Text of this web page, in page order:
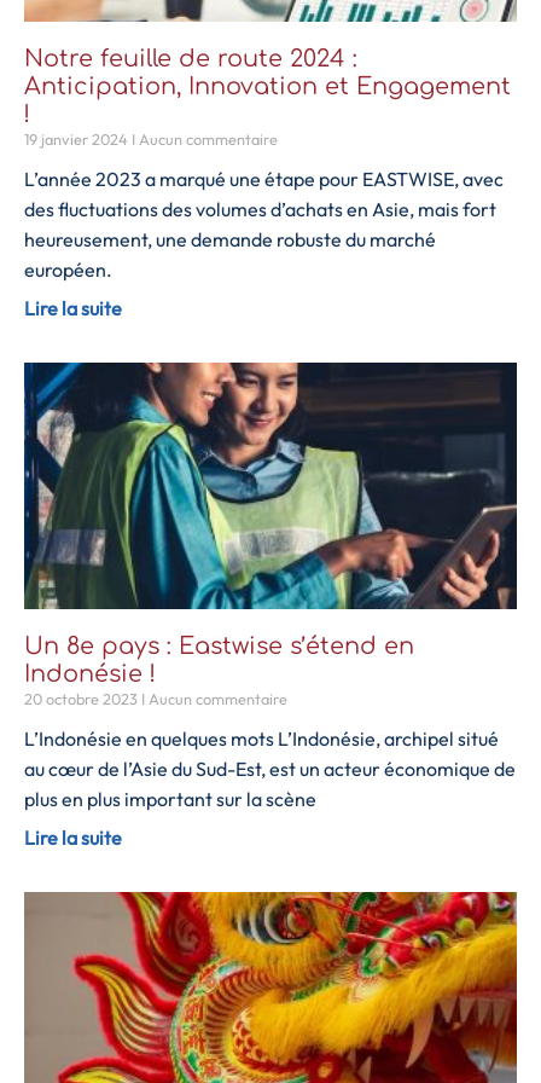
Notre feuille de route 2024 :
Anticipation, Innovation et Engagement
!
19 janvier 2024 Aucun commentaire
L’année 2023 a marqué une étape pour EASTWISE, avec
des fluctuations des volumes d’achats en Asie, mais fort
heureusement, une demande robuste du marché
européen.
Lire la suite
Un 8e pays : Eastwise s’étend en
Indonésie !
20 octobre 2023 Aucun commentaire
L’Indonésie en quelques mots L’Indonésie, archipel situé
au cœur de l’Asie du Sud-Est, est un acteur économique de
plus en plus important sur la scène
Lire la suite